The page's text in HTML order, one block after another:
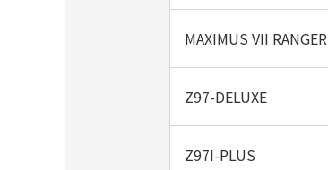
MAXIMUS VII RANGER
Z97-DELUXE
Z97I-PLUS